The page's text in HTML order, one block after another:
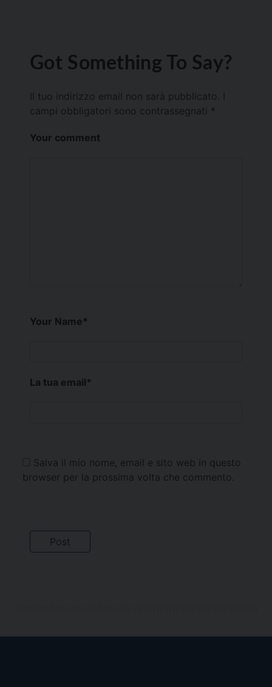
Got Something To Say?
Il tuo indirizzo email non sarà pubblicato.
campi obbligatori sono contrassegnati *
Your comment
Your Name*
La tua email*
Salva il mio nome, email e sito web in questo
browser per la prossima volta che commento.